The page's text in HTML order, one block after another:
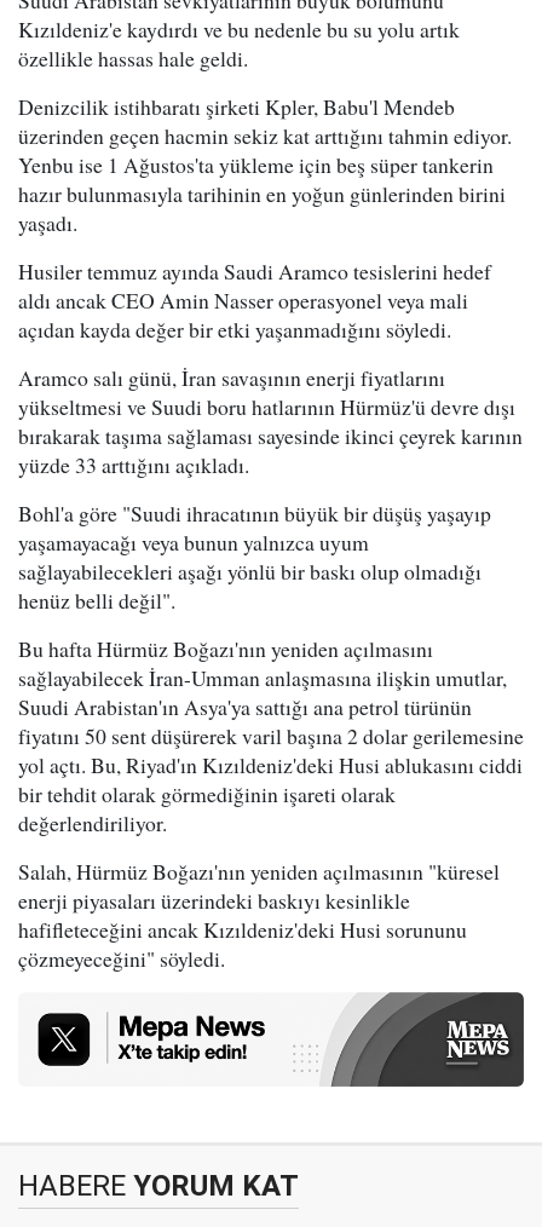
Kızıldeniz'e kaydırdı ve bu nedenle bu su yolu artık
özellikle hassas hale geldi.
Denizcilik istihbaratı şirketi Kpler, Babu'l Mendeb
üzerinden geçen hacmin sekiz kat arttığını tahmin ediyor.
Yenbu ise 1 Ağustos'ta yükleme için beş süper tankerin
hazır bulunmasıyla tarihinin en yoğun günlerinden birini
yaşadı.
Husiler temmuz ayında Saudi Aramco tesislerini hedef
aldı ancak CEO Amin Nasser operasyonel veya mali
açıdan kayda değer bir etki yaşanmadığını söyledi.
Aramco salı günü, İran savaşının enerji fiyatlarını
yükseltmesi ve Suudi boru hatlarının Hürmüz'ü devre dışı
bırakarak taşıma sağlaması sayesinde ikinci çeyrek karının
yüzde 33 arttığını açıkladı.
Bohl'a göre "Suudi ihracatının büyük bir düşüş yaşayıp
yaşamayacağı veya bunun yalnızca uyum
sağlayabilecekleri aşağı yönlü bir baskı olup olmadığı
henüz belli değil".
Bu hafta Hürmüz Boğazı'nın yeniden açılmasını
sağlayabilecek İran-Umman anlaşmasına ilişkin umutlar,
Suudi Arabistan'ın Asya'ya sattığı ana petrol türünün
fiyatını 50 sent düşürerek varil başına 2 dolar gerilemesine
yol açtı. Bu, Riyad'ın Kızıldeniz'deki Husi ablukasını ciddi
bir tehdit olarak görmediğinin işareti olarak
değerlendiriliyor.
Salah, Hürmüz Boğazı'nın yeniden açılmasının "küresel
enerji piyasaları üzerindeki baskıyı kesinlikle
hafifleteceğini ancak Kızıldeniz'deki Husi sorununu
çözmeyeceğini" söyledi.
HABERE YORUM KAT